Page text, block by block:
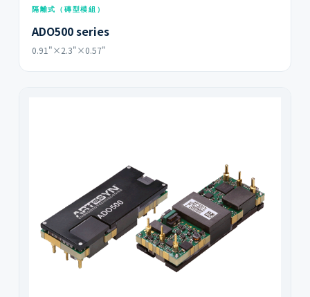
隔離式（磚型模組）
ADO500 series
0.91"×2.3"×0.57"